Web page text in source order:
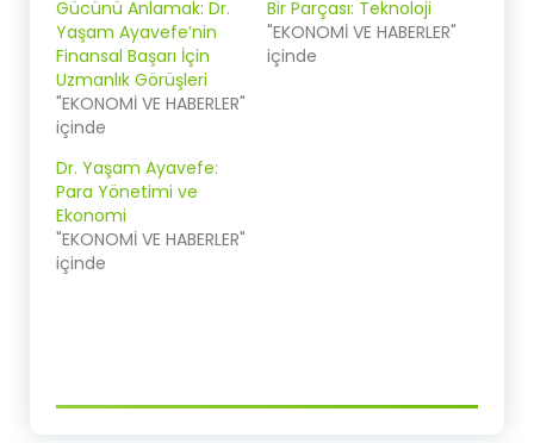
Gücünü Anlamak: Dr.
Yaşam Ayavefe’nin
Finansal Başarı İçin
Uzmanlık Görüşleri
"EKONOMİ VE HABERLER"
içinde
Bir Parçası: Teknoloji
"EKONOMİ VE HABERLER"
içinde
Dr. Yaşam Ayavefe:
Para Yönetimi ve
Ekonomi
"EKONOMİ VE HABERLER"
içinde